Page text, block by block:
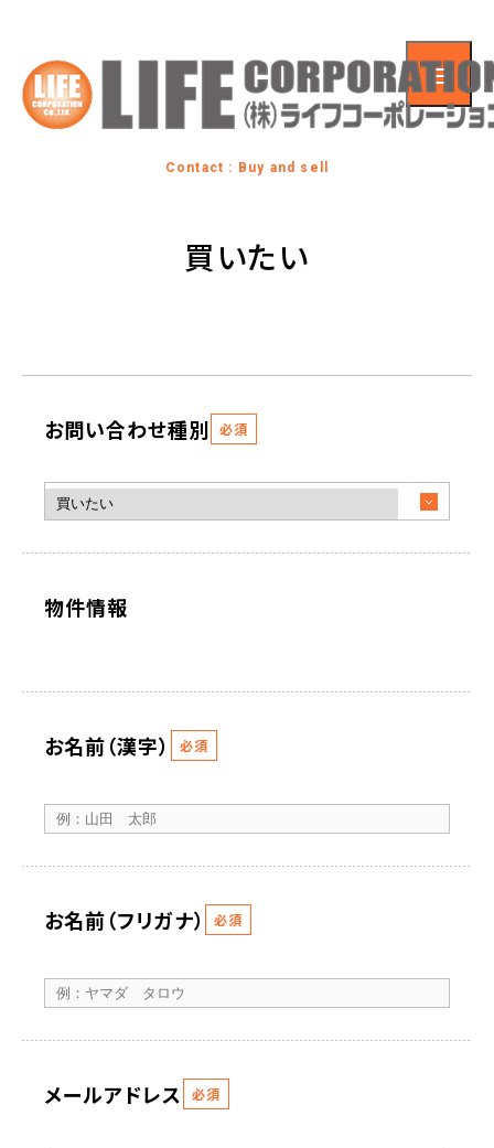
Contact : Buy and sell
買いたい
お問い合わせ種別 必須
物件情報
お名前（漢字） 必須
お名前（フリガナ） 必須
メールアドレス 必須